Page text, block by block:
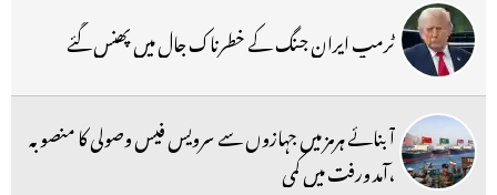
ٹرمپ ایران جنگ کے خطرناک جال میں پھنس گئے
آبنائے ہرمز میں جہازوں سے سرویس فیس وصولی کا منصوبہ
،آمد ورفت میں کمی